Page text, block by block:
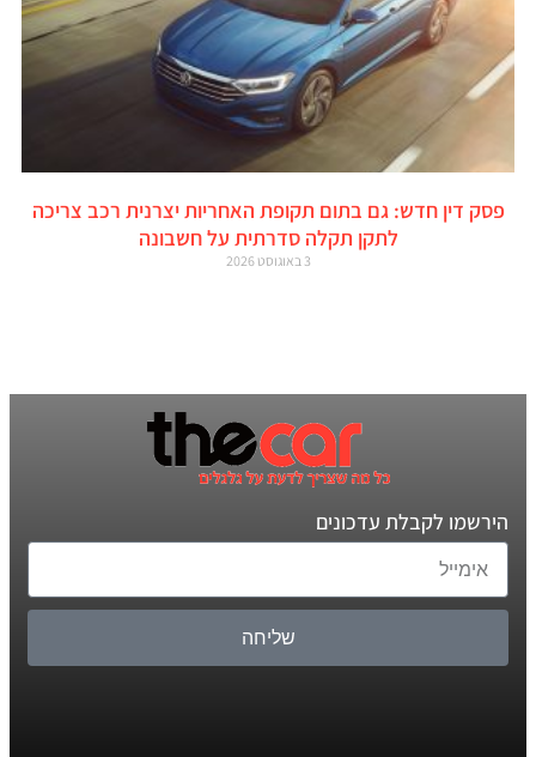
פסק דין חדש: גם בתום תקופת האחריות יצרנית רכב צריכה
לתקן תקלה סדרתית על חשבונה
3 באוגוסט 2026
הירשמו לקבלת עדכונים
שליחה